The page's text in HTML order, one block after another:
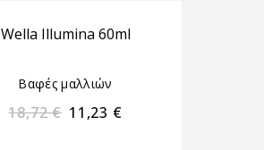
Wella Illumina 60ml
Βαφές μαλλιών
18,72€ 11,23 €